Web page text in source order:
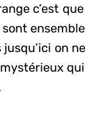
c’est
on